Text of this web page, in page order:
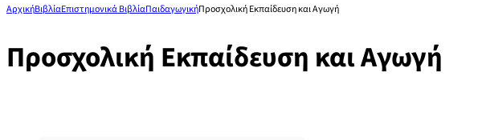
ΑρχικήΒιβλίαΕπιστημονικά ΒιβλίαΠαιδαγωγικήΠροσχολική Εκπαίδευση και Αγωγή
Προσχολική Εκπαίδευση και Αγωγή